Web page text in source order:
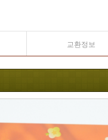
교환정보